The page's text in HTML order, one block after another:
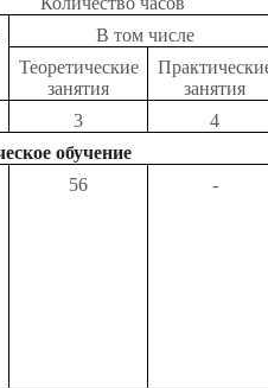
В том числе
Теоретические
занятия
занятия
3
4
обучение
56 -